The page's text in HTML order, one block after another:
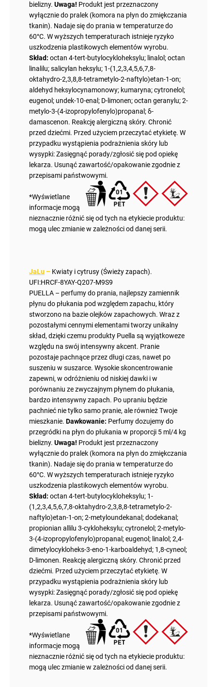
bielizny. Uwaga! Produkt jest przeznaczony
wyłącznie do pralek (komora na płyn do zmiękczania
tkanin). Nadaje się do prania w temperaturze do
60°C. W wyższych temperaturach istnieje ryzyko
uszkodzenia plastikowych elementów wyrobu.
Skład: octan 4-tert-butylocykloheksylu; linalol; octan
linalilu; salicylan heksylu; 1-(1,2,3,4,5,6,7,8-
oktahydro-2,3,8,8-tetrametylo-2-naftylo)etan-1-on;
aldehyd heksylocynamonowy; kumaryna; cytronelol;
eugenol; undek-10-enal; D-limonen; octan geranylu; 2-
metylo-3-(4-izopropylofenylo)propanal; δ-
damascenon. Reakcję alergiczną skóry. Chronić
przed dziećmi. Przed użyciem przeczytać etykietę. W
przypadku wystąpienia podrażnienia skóry lub
wysypki: Zasięgnąć porady/zgłosić się pod opiekę
lekarza. Usunąć zawartość/opakowanie zgodnie z
przepisami państwowymi.
*Wyświetlane
informacje mogą
nieznacznie różnić się od tych na etykiecie produktu:
mogą ulec zmianie w zależności od danej serii.
JaLu – Kwiaty i cytrusy (Świeży zapach).
UFI:HRCF-8YAY-Q207-M9S9
PUELLA – perfumy do prania, najlepszy zamiennik
płynu do płukania pod względem zapachu, który
stworzono na bazie olejków zapachowych. Wraz z
pozostałymi cennymi elementami tworzy unikalny
skład, dzięki czemu produkty Puella są wyjątkoweze
względu na swój intensywny akcent. Pranie
pozostaje pachnące przez długi czas, nawet po
suszeniu w suszarce. Wysokie skoncentrowanie
zapewni, w odróżnieniu od niskiej dawki i w
porównaniu ze zwyczajnym płynem do płukania,
bardzo intensywny zapach. Po upraniu będzie
pachnieć nie tylko samo pranie, ale również Twoje
mieszkanie. Dawkowanie: Perfumy dozujemy do
przegródki na płyn do płukania w proporcji 5 ml/4 kg
bielizny. Uwaga! Produkt jest przeznaczony
wyłącznie do pralek (komora na płyn do zmiękczania
tkanin). Nadaje się do prania w temperaturze do
60°C. W wyższych temperaturach istnieje ryzyko
uszkodzenia plastikowych elementów wyrobu.
Skład: octan 4-tert-butylocykloheksylu; 1-
(1,2,3,4,5,6,7,8-oktahydro-2,3,8,8-tetrametylo-2-
naftylo)etan-1-on; 2-metyloundekanal; dodekanal;
propionian allilu 3-cykloheksylu; cytronelol; 2-metylo-
3-(4-izopropylofenylo)propanal; eugenol; linalol; 2,4-
dimetylocykloheks-3-eno-1-karboaldehyd; 1,8-cyneol;
D-limonen. Reakcję alergiczną skóry. Chronić przed
dziećmi. Przed użyciem przeczytać etykietę. W
przypadku wystąpienia podrażnienia skóry lub
wysypki: Zasięgnąć porady/zgłosić się pod opiekę
lekarza. Usunąć zawartość/opakowanie zgodnie z
przepisami państwowymi.
*Wyświetlane
informacje mogą
nieznacznie różnić się od tych na etykiecie produktu:
mogą ulec zmianie w zależności od danej serii.